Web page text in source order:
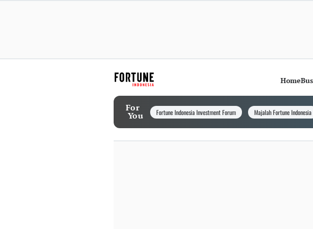
Home
For
You Fortune Indonesia Investment Forum Majalah Fortune Indonesia